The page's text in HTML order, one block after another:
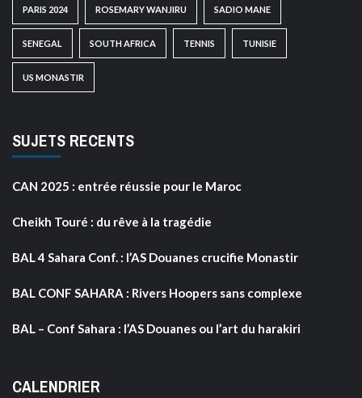
PARIS 2024 ROSEMARY WANJIRU SADIO MANE
SENEGAL SOUTH AFRICA TENNIS TUNISIE
US MONASTIR
SUJETS RECENTS
CAN 2025 : entrée réussie pour le Maroc
Cheikh Touré : du rêve à la tragédie
BAL 4 Sahara Conf. : l’AS Douanes crucifie Monastir
BAL CONF SAHARA : Rivers Hoopers sans complexe
BAL – Conf Sahara : l’AS Douanes ou l’art du harakiri
CALENDRIER